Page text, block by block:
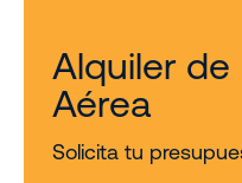
Alquiler
Aérea
Solicita tu